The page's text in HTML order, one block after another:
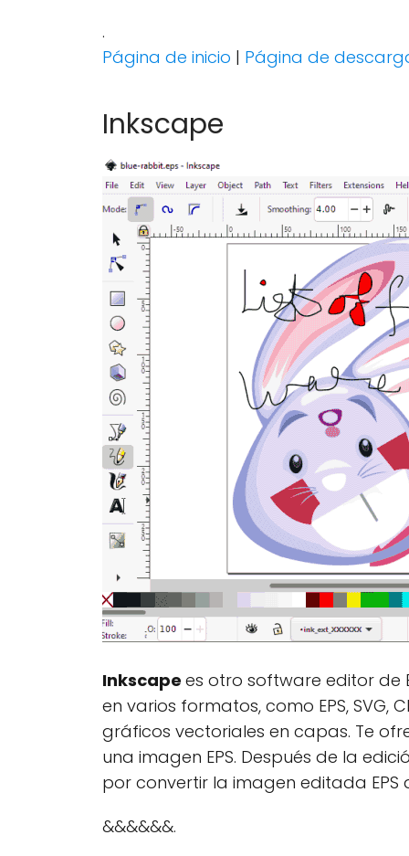
.
Página de inicio | Página de
Inkscape
Inkscape es otro software editor de
en varios formatos, como EPS, SVG,
gráficos vectoriales en capas. Te
una imagen EPS. Después de la
por convertir la imagen editada EPS a
&&&&&&.